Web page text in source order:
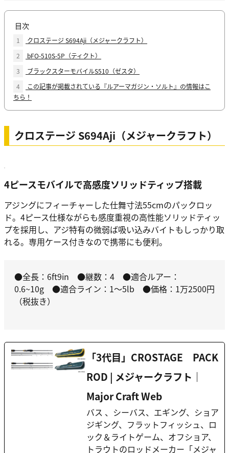
目次
1
クロステージ S694Aji（メジャークラフト）
2
bFO-510S-5P（ティクト）
3
ブラックスターモバイルS510（ゼスタ）
4
この記事が掲載されている『ルアーマガジン・ソルト』の情報はこ
ちら！
クロステージ S694Aji（メジャークラフト）
4ピースモバイルで高感度ソリッドティップ搭載
アジングにフィーチャーした仕舞寸法55cmのパックロッ
ド。4ピース仕様ながらも感度重視の高性能ソリッドティッ
プを採用し、アジ特有の微弱ば吸い込みバイトもしっかり取
れる。専用ケース付きなので携帯にも便利。
●全長：6ft9in ●継数：4 ●適合ルアー：
0.6~10g ●適合ライン：1～5lb ●価格：1万2500円
（税抜き）
「3代目」CROSTAGE PACK
ROD | メジャークラフト｜
Major Craft Web
バス 、シーバス、エギング、ショア
ジギング、フラットフィッシュ、ロ
ック＆ライトゲーム、オフショア、
トラウトのロッドメーカー「メジャ